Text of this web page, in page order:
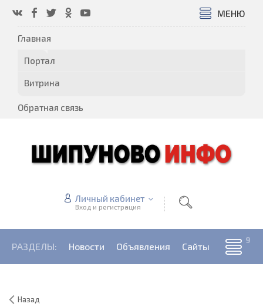
МЕНЮ
Главная
Портал
Витрина
Обратная связь
Личный кабинет
Вход и регистрация
РАЗДЕЛЫ: Новости Объявления Сайты
Назад